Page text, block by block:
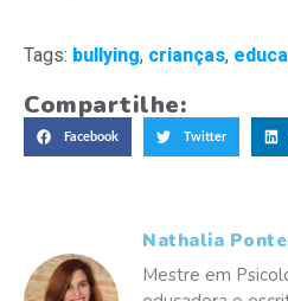
Tags: bullying, crianças,
Compartilhe:
Facebook Twitter
Nathalia
Mestre em